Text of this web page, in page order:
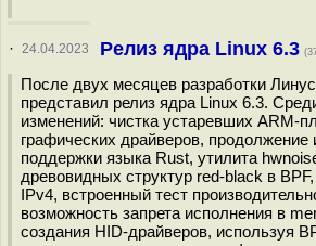
· 24.04.2023 Релиз ядра Linux 6.3
После двух месяцев разработки
представил релиз ядра Linux 6.3.
изменений: чистка устаревших ARM-
графических драйверов, продолжение
поддержки языка Rust, утилита
древовидных структур red-black в
IPv4, встроенный тест
возможность запрета исполнения в
создания HID-драйверов, используя